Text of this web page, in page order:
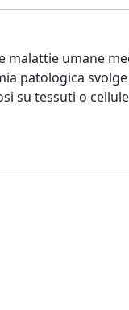
malattie umane
patologica
su tessuti o